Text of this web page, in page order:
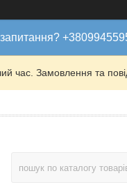
час. Замовлення та